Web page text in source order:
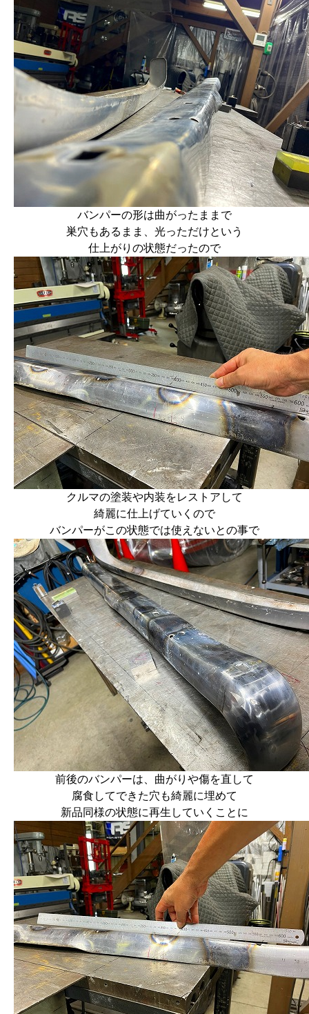
バンパーの形は曲がったままで
巣穴もあるまま、光っただけという
仕上がりの状態だったので
クルマの塗装や内装をレストアして
綺麗に仕上げていくので
バンパーがこの状態では使えないとの事で
前後のバンパーは、曲がりや傷を直して
腐食してできた穴も綺麗に埋めて
新品同様の状態に再生していくことに